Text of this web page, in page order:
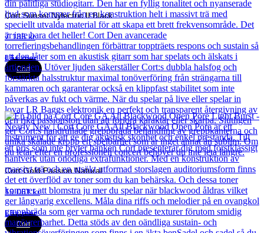
Cort Sunset Nylectric II Black
7 135kr
Läs mer
Cort
Cort Gold Passion Natural
19 061kr
Läs mer
Cort